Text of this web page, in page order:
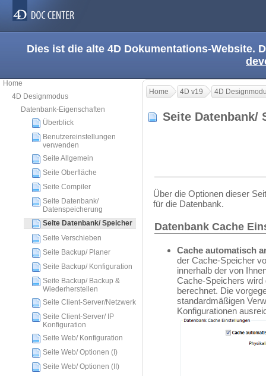
Dies ist die alte 4D Dokumentations-Website.
Home
4D Designmodus
Datenbank-Eigenschaften
Überblick
Benutzereinstellungen
verwenden
Seite Allgemein
Seite Oberfläche
Seite Compiler
Seite Datenbank/
Datenspeicherung
Seite Datenbank/ Speicher
Seite Verschieben
Seite Backup/ Planer
Seite Backup/ Konfiguration
Seite Backup/ Backup &
Wiederherstellen
Seite Client-Server/Netzwerk
Seite Client-Server/ IP
Konfiguration
Seite Web/ Konfiguration
Seite Web/ Optionen (I)
Seite Web/ Optionen (II)
Home 4D v19 4D
Seite
Über die Optionen dieser
für die Datenbank.
Datenbank Cache
Cache automatisch
der Cache-Speicher
innerhalb der von
Cache-Speichers
berechnet. Die
standardmäßigen
Konfigurationen